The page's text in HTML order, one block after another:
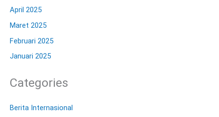
April 2025
Maret 2025
Februari 2025
Januari 2025
Categories
Berita Internasional